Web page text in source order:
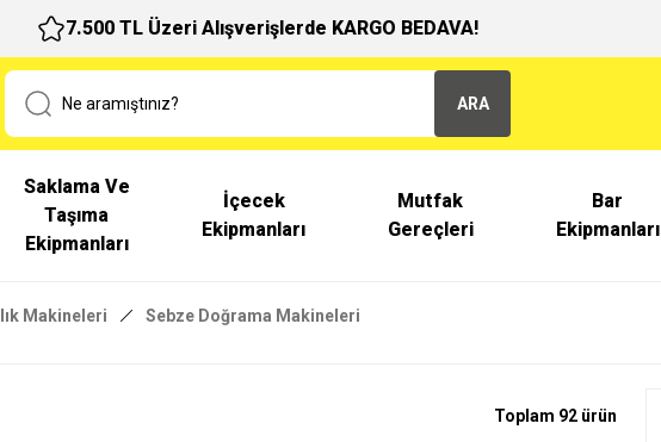
7.500 TL Üzeri Alışverişlerde KARGO BEDAVA!
ARA
Saklama Ve
Taşıma
Ekipmanları
İçecek
Ekipmanları
Mutfak
Gereçleri
Bar
Ekipmanları
Makineleri Sebze Doğrama Makineleri
Toplam 92 ürün